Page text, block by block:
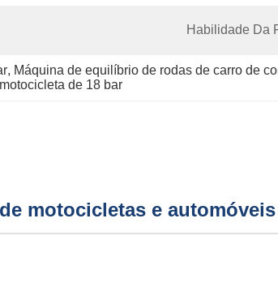
Habilidade Da
, Máquina de equilíbrio de rodas de carro de
de 18 bar
motocicletas e